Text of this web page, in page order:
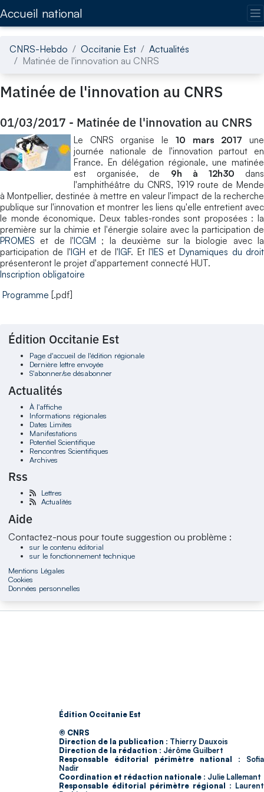
Accueil national
CNRS-Hebdo Occitanie Est
Actualités
Matinée de l'innovation au CNRS
Matinée de l'innovation au CNRS
01/03/2017 - Matinée de l'innovation au CNRS
Le CNRS organise le 10 mars 2017 une
journée nationale de l'innovation partout en
France. En délégation régionale, une matinée
est organisée, de 9h à 12h30 dans
l'amphithéâtre du CNRS, 1919 route de Mende
à Montpellier, destinée à mettre en valeur l'impact de la recherche
publique sur l'innovation et montrer les liens qu'elle entretient avec
le monde économique. Deux tables-rondes sont proposées : la
première sur la chimie et l'énergie solaire avec la participation de
PROMES et de l'ICGM ; la deuxième sur la biologie avec la
participation de l'IGH et de l'IGF. Et l'IES etDynamiques du droit
présenteront le projet d'appartement connecté HUT.
Inscription obligatoire
Programme [.pdf]
Édition Occitanie Est
Page d'accueil de l'édition régionale
Dernière lettre envoyée
S'abonner/se désabonner
Actualités
À l'affiche
Informations régionales
Dates Limites
Manifestations
Potentiel Scientifique
Rencontres Scientifiques
Archives
Rss
Lettres
Actualités
Aide
Contactez-nous pour toute suggestion ou problème :
sur le contenu éditorial
sur le fonctionnement technique
Mentions Légales
Cookies
Données personnelles
Édition Occitanie Est
© CNRS
Direction de la publication : Thierry Dauxois
Direction de la rédaction : Jérôme Guilbert
Responsable éditorial périmètre national : Sofia
Nadir
Coordination et rédaction nationale : Julie Lallemant
Responsable éditorial périmètre régional : Laurent